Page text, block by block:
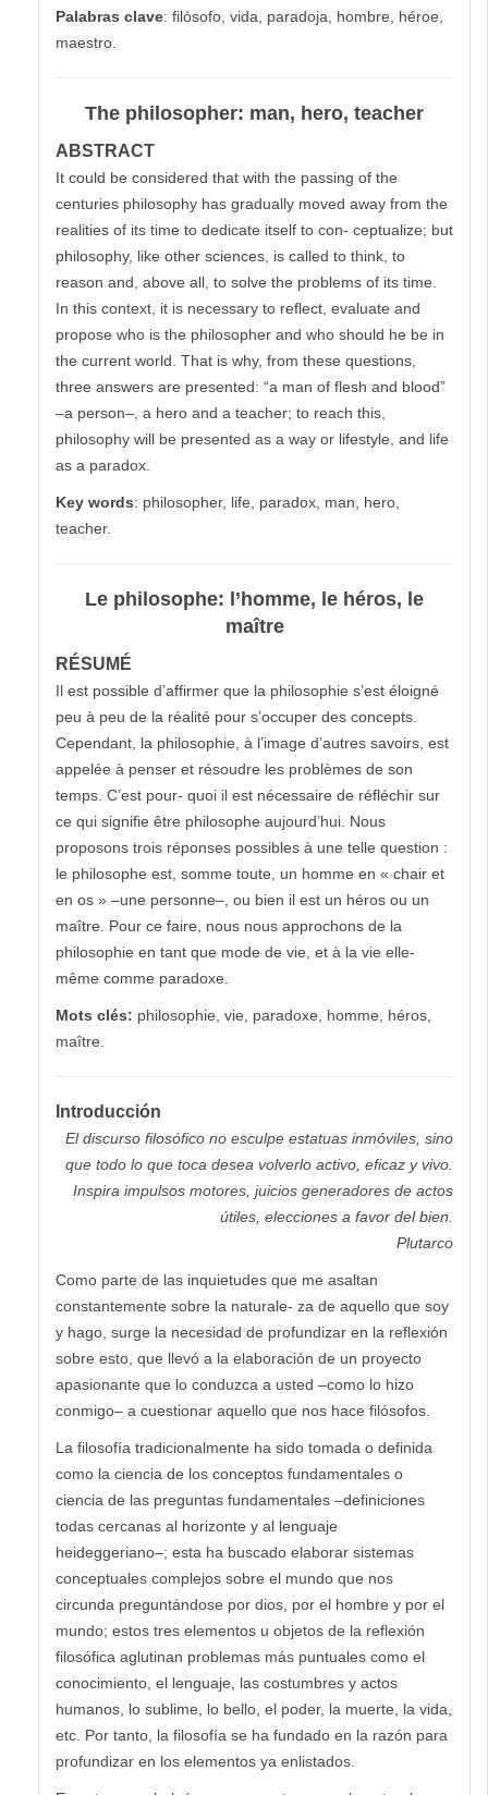
Palabras clave: filósofo, vida, paradoja, hombre, héroe,
maestro.
The philosopher: man, hero, teacher
ABSTRACT
It could be considered that with the passing of the
centuries philosophy has gradually moved away from the
realities of its time to dedicate itself to con- ceptualize; but
philosophy, like other sciences, is called to think, to
reason and, above all, to solve the problems of its time.
In this context, it is necessary to reflect, evaluate and
propose who is the philosopher and who should he be in
the current world. That is why, from these questions,
three answers are presented: “a man of flesh and blood”
–a person–, a hero and a teacher; to reach this,
philosophy will be presented as a way or lifestyle, and life
as a paradox.
Key words: philosopher, life, paradox, man, hero,
teacher.
Le philosophe: l’homme, le héros, le
maître
RÉSUMÉ
Il est possible d’affirmer que la philosophie s’est éloigné
peu à peu de la réalité pour s’occuper des concepts.
Cependant, la philosophie, à l’image d’autres savoirs, est
appelée à penser et résoudre les problèmes de son
temps. C’est pour- quoi il est nécessaire de réfléchir sur
ce qui signifie être philosophe aujourd’hui. Nous
proposons trois réponses possibles à une telle question :
le philosophe est, somme toute, un homme en « chair et
en os » –une personne–, ou bien il est un héros ou un
maître. Pour ce faire, nous nous approchons de la
philosophie en tant que mode de vie, et à la vie elle-
même comme paradoxe.
Mots clés: philosophie, vie, paradoxe, homme, héros,
maître.
Introducción
El discurso filosófico no esculpe estatuas inmóviles, sino
que todo lo que toca desea volverlo activo, eficaz y vivo.
Inspira impulsos motores, juicios generadores de actos
útiles, elecciones a favor del bien.
Plutarco
Como parte de las inquietudes que me asaltan
constantemente sobre la naturale- za de aquello que soy
y hago, surge la necesidad de profundizar en la reflexión
sobre esto, que llevó a la elaboración de un proyecto
apasionante que lo conduzca a usted –como lo hizo
conmigo– a cuestionar aquello que nos hace filósofos.
La filosofía tradicionalmente ha sido tomada o definida
como la ciencia de los conceptos fundamentales o
ciencia de las preguntas fundamentales –definiciones
todas cercanas al horizonte y al lenguaje
heideggeriano–; esta ha buscado elaborar sistemas
conceptuales complejos sobre el mundo que nos
circunda preguntándose por dios, por el hombre y por el
mundo; estos tres elementos u objetos de la reflexión
filosófica aglutinan problemas más puntuales como el
conocimiento, el lenguaje, las costumbres y actos
humanos, lo sublime, lo bello, el poder, la muerte, la vida,
etc. Por tanto, la filosofía se ha fundado en la razón para
profundizar en los elementos ya enlistados.